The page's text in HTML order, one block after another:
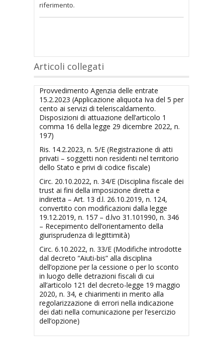
riferimento.
Articoli collegati
Provvedimento Agenzia delle entrate
15.2.2023 (Applicazione aliquota Iva del 5 per
cento ai servizi di teleriscaldamento.
Disposizioni di attuazione dell’articolo 1
comma 16 della legge 29 dicembre 2022, n.
197)
Ris. 14.2.2023, n. 5/E (Registrazione di atti
privati – soggetti non residenti nel territorio
dello Stato e privi di codice fiscale)
Circ. 20.10.2022, n. 34/E (Disciplina fiscale dei
trust ai fini della imposizione diretta e
indiretta – Art. 13 d.l. 26.10.2019, n. 124,
convertito con modificazioni dalla legge
19.12.2019, n. 157 – d.lvo 31.101990, n. 346
– Recepimento dell’orientamento della
giurisprudenza di legittimità)
Circ. 6.10.2022, n. 33/E (Modifiche introdotte
dal decreto “Aiuti-bis” alla disciplina
dell’opzione per la cessione o per lo sconto
in luogo delle detrazioni fiscali di cui
all’articolo 121 del decreto-legge 19 maggio
2020, n. 34, e chiarimenti in merito alla
regolarizzazione di errori nella indicazione
dei dati nella comunicazione per l’esercizio
dell’opzione)